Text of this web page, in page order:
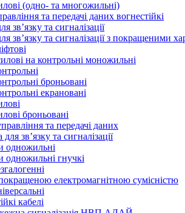
(одно- та многожильні)
та передачі даних вогнестійкі
зв’язку та сигналізації
зв’язку та сигналізації з покращеними
на контрольні моножильні
броньовані
екрановані
броньовані
та передачі даних
зв’язку та сигналізації
одножильні
одножильні гнучкі
електромагнітною сумісністю
кабелі